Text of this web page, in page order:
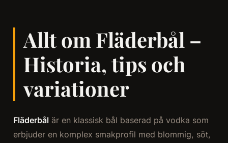
Allt om Fläderbål –
Historia, tips och
variationer
Fläderbålär en klassisk bål baserad på vodka som
erbjuder en komplex smakprofil med blommig, söt,